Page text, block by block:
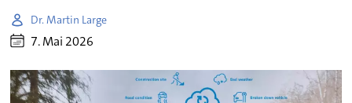
Dr. Martin Large
7. Mai 2026